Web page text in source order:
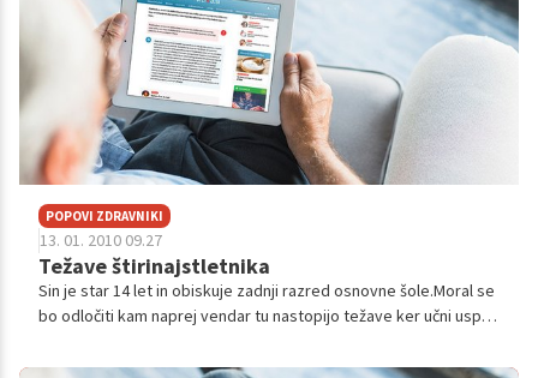
POPOVI ZDRAVNIKI
13. 01. 2010 09.27
Težave štirinajstletnika
Sin je star 14 let in obiskuje zadnji razred osnovne šole.Moral se
bo odločiti kam naprej vendar tu nastopijo težave ker učni uspeh
nič...